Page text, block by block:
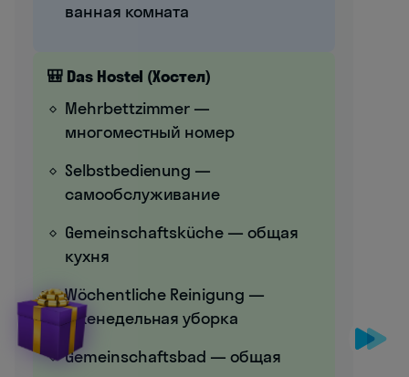
ванная комната
🎒 Das Hostel (Хостел)
Mehrbettzimmer —
многоместный номер
Selbstbedienung —
самообслуживание
Gemeinschaftsküche — общая
кухня
Wöchentliche Reinigung —
еженедельная уборка
Gemeinschaftsbad — общая